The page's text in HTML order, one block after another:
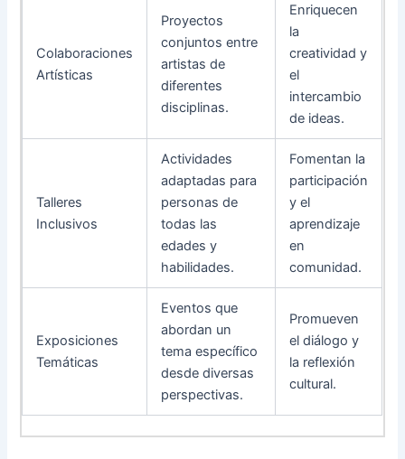
Colaboraciones
Artísticas
Proyectos
conjuntos entre
artistas de
diferentes
disciplinas.
Enriquecen
la
creatividad y
el
intercambio
de ideas.
Talleres
Inclusivos
Actividades
adaptadas para
personas de
todas las
edades y
habilidades.
Fomentan la
participación
y el
aprendizaje
en
comunidad.
Exposiciones
Temáticas
Eventos que
abordan un
tema específico
desde diversas
perspectivas.
Promueven
el diálogo y
la reflexión
cultural.